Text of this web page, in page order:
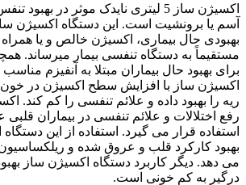
اکسیژن ساز 5 لیتری نایدک موثر در بهبود
آسم یا برونشیت است. این دستگاه اکسیژن
بهبودی حال بیماری، اکسیژن خالص و یا همراه
مستقیماً به دستگاه تنفسی بیمار میرساند.
برای بهبود حال بیماران مبتلا به آنفیزم
اکسیژن ساز با افزایش سطح اکسیژن در خون
ریه را بهبود داده و علائم تنفسی را کم کند.
رفع اختلالات و علائم تنفسی در بیماران
استفاده قرار می گیرد. استفاده از این
بهبود کارکرد قلب و عروق شده و
می دهد. دیگر کاربرد دستگاه اکسیژن ساز
درگیر به کم خونی است.